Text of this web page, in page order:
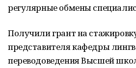
регулярные обмены
Получили грант на
представителякафедры
переводоведенияВысшей